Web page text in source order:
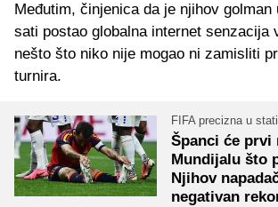
Međutim, činjenica da je njihov
sati postao globalna internet senzacija
nešto što niko nije mogao ni zamisliti
turnira.
FIFA precizna u
Španci će prvi
Mundijalu što
Njihov
negativan